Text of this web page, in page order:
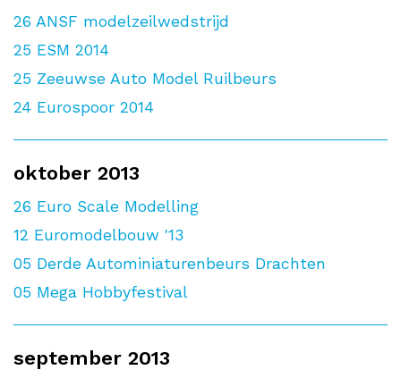
26 ANSF modelzeilwedstrijd
25 ESM 2014
25 Zeeuwse Auto Model Ruilbeurs
24 Eurospoor 2014
oktober 2013
26 Euro Scale Modelling
12 Euromodelbouw '13
05 Derde Autominiaturenbeurs Drachten
05 Mega Hobbyfestival
september 2013